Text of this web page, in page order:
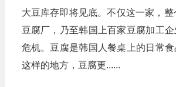
大豆库存即将见底。不仅这一家，
豆腐厂，乃至韩国上百家豆腐加工
危机。豆腐是韩国人餐桌上的日常
这样的地方，豆腐更......